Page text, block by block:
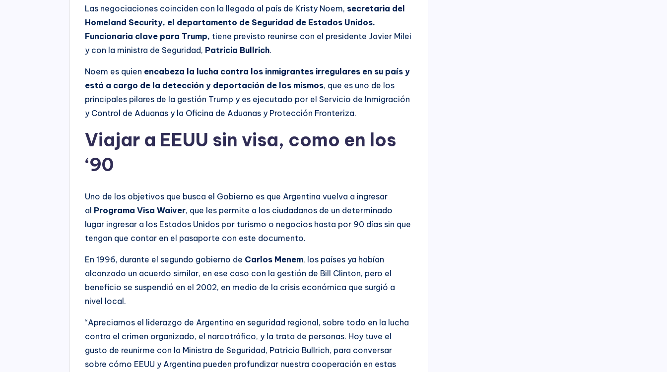
Las negociaciones coinciden con la llegada al país de Kristy Noem, secretaria del
Homeland Security, el departamento de Seguridad de Estados Unidos.
Funcionaria clave para Trump, tiene previsto reunirse con el presidente Javier Milei
y con la ministra de Seguridad, Patricia Bullrich.
Noem es quien encabeza la lucha contra los inmigrantes irregulares en su país y
está a cargo de la detección y deportación de los mismos, que es uno de los
principales pilares de la gestión Trump y es ejecutado por el Servicio de Inmigración
y Control de Aduanas y la Oficina de Aduanas y Protección Fronteriza.
Viajar a EEUU sin visa, como en los
‘90
Uno de los objetivos que busca el Gobierno es que Argentina vuelva a ingresar
al Programa Visa Waiver, que les permite a los ciudadanos de un determinado
lugar ingresar a los Estados Unidos por turismo o negocios hasta por 90 días sin que
tengan que contar en el pasaporte con este documento.
En 1996, durante el segundo gobierno de Carlos Menem, los países ya habían
alcanzado un acuerdo similar, en ese caso con la gestión de Bill Clinton, pero el
beneficio se suspendió en el 2002, en medio de la crisis económica que surgió a
nivel local.
“Apreciamos el liderazgo de Argentina en seguridad regional, sobre todo en la lucha
contra el crimen organizado, el narcotráfico, y la trata de personas. Hoy tuve el
gusto de reunirme con la Ministra de Seguridad, Patricia Bullrich, para conversar
sobre cómo EEUU y Argentina pueden profundizar nuestra cooperación en estas